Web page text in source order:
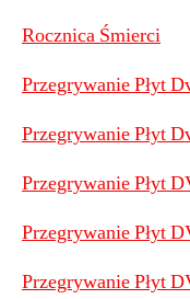
Rocznica Śmierci
Przegrywanie Płyt
Przegrywanie Płyt
Przegrywanie Płyt
Przegrywanie Płyt
Przegrywanie Płyt